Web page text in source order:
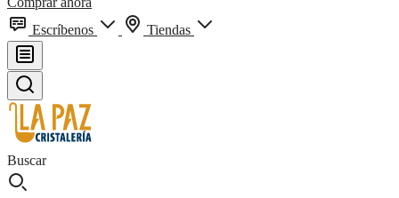
Escríbenos
Tiendas
Buscar